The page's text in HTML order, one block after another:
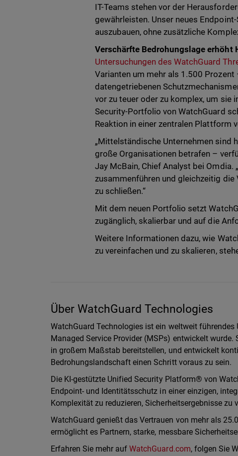
IT-Teams stehen vor der
gewährleisten. Unser neues
auszubauen, ohne zusätzliche
Verschärfte Bedrohungslage erhöht
Untersuchungen des WatchGuard
Varianten um mehr als 1.500
datengetriebenen
vor zu teuer oder zu komplex, um sie
Security-Portfolio von WatchGuard
Reaktion in einer zentralen Plattform
„Mittelständische Unternehmen sind
große Organisationen betrafen –
Jay McBain, Chief Analyst bei Omdia.
zusammenführen und gleichzeitig
zu schließen.“
Mit dem neuen Portfolio setzt
zugänglich, skalierbar und auf die
Weitere Informationen dazu, wie
zu vereinfachen und zu skalieren,
Über WatchGuard Technologies
WatchGuard Technologies ist ein weltweit
Managed Service Provider (MSPs) entwickelt
in großem Maßstab bereitstellen, und entwickelt
Bedrohungslandschaft einen Schritt voraus zu sein.
Die KI-gestützte Unified Security Platform® von
Endpoint- und Identitätsschutz in einer einzigen,
Komplexität zu reduzieren, Sicherheitsergebnisse
WatchGuard genießt das Vertrauen von mehr als
ermöglicht es Partnern, starke, messbare
Erfahren Sie mehr aufWatchGuard.com, folgen Sie